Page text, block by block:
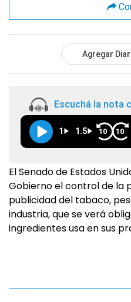
Agregar
Escuchá la nota
1 1.5 10 10
El Senado de Estados
Gobierno el control de la
publicidad del tabaco,
industria, que se verá
ingredientes usa en sus